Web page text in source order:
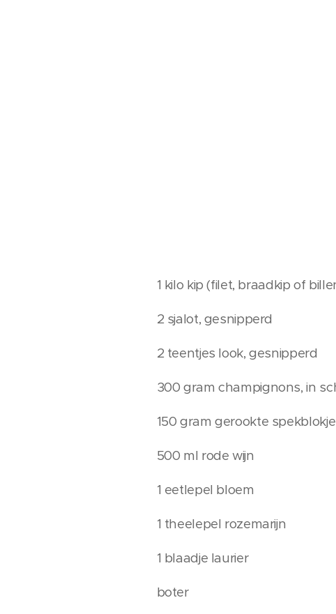
1 kilo kip (filet, braadkip of
2 sjalot, gesnipperd
2 teentjes look, gesnipperd
300 gram champignons, in
150 gram gerookte
500 ml rode wijn
1 eetlepel bloem
1 theelepel rozemarijn
1 blaadje laurier
boter